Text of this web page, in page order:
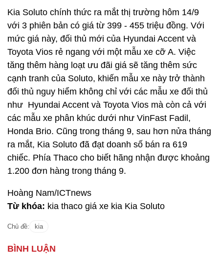
Kia Soluto chính thức ra mắt thị trường hôm 14/9
với 3 phiên bản có giá từ 399 - 455 triệu đồng. Với
mức giá này, đối thủ mới của Hyundai Accent và
Toyota Vios rẻ ngang với một mẫu xe cỡ A. Việc
tăng thêm hàng loạt ưu đãi giá sẽ tăng thêm sức
cạnh tranh của Soluto, khiến mẫu xe này trở thành
đối thủ nguy hiểm không chỉ với các mẫu xe đối thủ
như Hyundai Accent và Toyota Vios mà còn cả với
các mẫu xe phân khúc dưới như VinFast Fadil,
Honda Brio. Cũng trong tháng 9, sau hơn nửa tháng
ra mắt, Kia Soluto đã đạt doanh số bán ra 619
chiếc. Phía Thaco cho biết hãng nhận được khoảng
1.200 đơn hàng trong tháng 9.
Hoàng Nam/ICTnews
Từ khóa: kia thaco giá xe kia Kia Soluto
Chủ đề: kia